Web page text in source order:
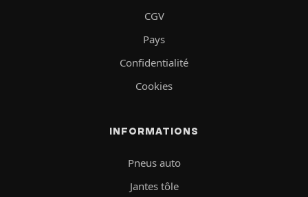
CGV
Pays
Confidentialité
Cookies
INFORMATIONS
Pneus auto
Jantes tôle